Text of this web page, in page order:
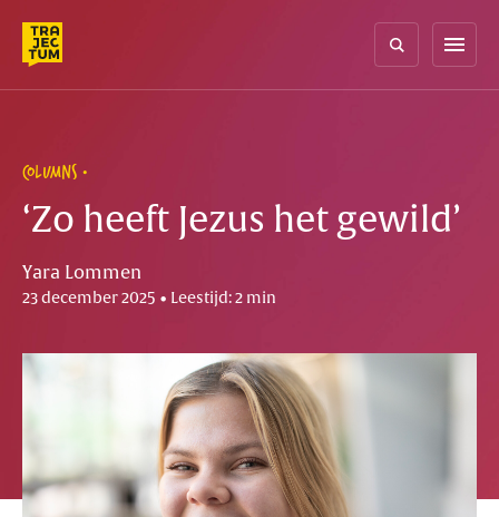
content
menu
COLUMNS
‘Zo heeft Jezus het gewild’
Yara Lommen
23 december 2025 • Leestijd: 2 min